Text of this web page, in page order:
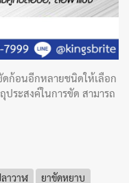
ก้อนอีกหลายชนิดให้เลือก
ระสงค์ในการขัด สามารถ
าวาฬ
ยาขัดหยาบ